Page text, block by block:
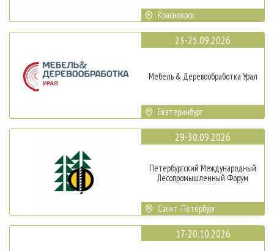
Красноярск
23-25.09.2026
Мебель & Деревообработка Урал
Екатеринбург
29-30.09.2026
Петербургский Международный
Лесопромышленный Форум
Санкт-Петербург
17-20.10.2026